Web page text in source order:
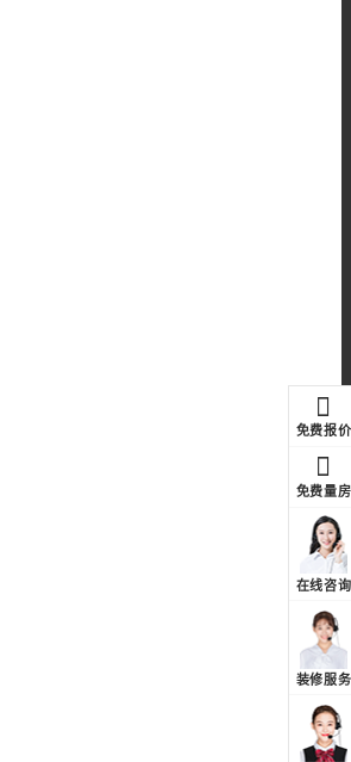
免费报价
免费量房
在线咨询
装修服务